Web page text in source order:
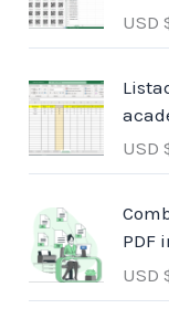
USD
USD
PDF
USD